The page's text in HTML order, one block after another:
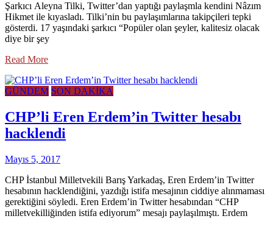
Şarkıcı Aleyna Tilki, Twitter’dan yaptığı paylaşmla kendini Nâzım
Hikmet ile kıyasladı. Tilki’nin bu paylaşımlarına takipçileri tepki
gösterdi. 17 yaşındaki şarkıcı “Popüler olan şeyler, kalitesiz olacak
diye bir şey
Read More
GÜNDEM SON DAKİKA
CHP’li Eren Erdem’in Twitter hesabı
hacklendi
Mayıs 5, 2017
CHP İstanbul Milletvekili Barış Yarkadaş, Eren Erdem’in Twitter
hesabının hacklendiğini, yazdığı istifa mesajının ciddiye alınmaması
gerektiğini söyledi. Eren Erdem’in Twitter hesabından “CHP
milletvekilliğinden istifa ediyorum” mesajı paylaşılmıştı. Erdem